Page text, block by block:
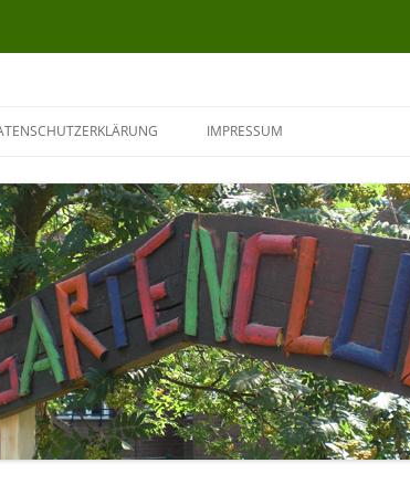
IMPRESSUM